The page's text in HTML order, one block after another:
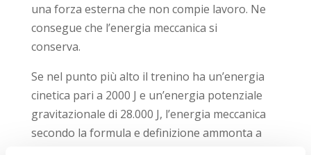
una forza esterna che non compie lavoro. Ne
consegue che l’energia meccanica si
conserva.
Se nel punto più alto il trenino ha un’energia
cinetica pari a 2000 J e un’energia potenziale
gravitazionale di 28.000 J, l’energia meccanica
secondo la formula e definizione ammonta a